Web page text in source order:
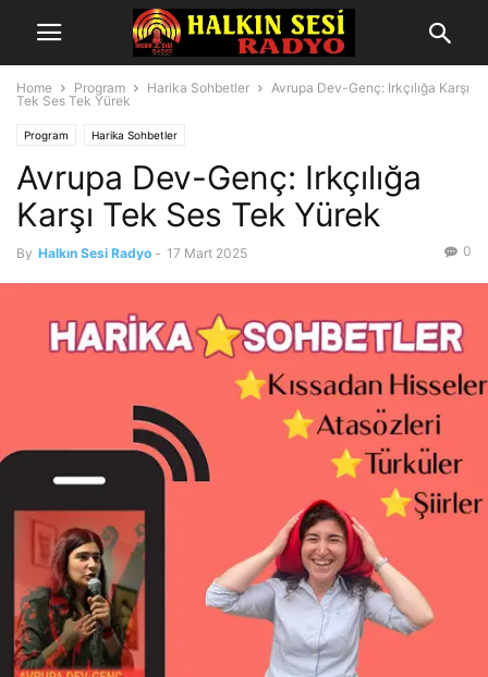
Home Program Harika Sohbetler
Avrupa Dev-Genç: Irkçılığa Karşı
Tek Ses Tek Yürek
Program Harika Sohbetler
Avrupa Dev-Genç: Irkçılığa
Karşı Tek Ses Tek Yürek
By Halkın Sesi Radyo - 17 Mart 2025 0